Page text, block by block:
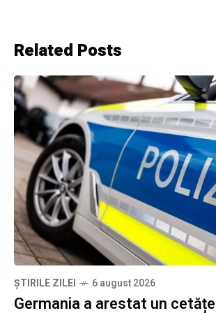
Related Posts
ȘTIRILE ZILEI 6 august 2026
Germania a arestat un